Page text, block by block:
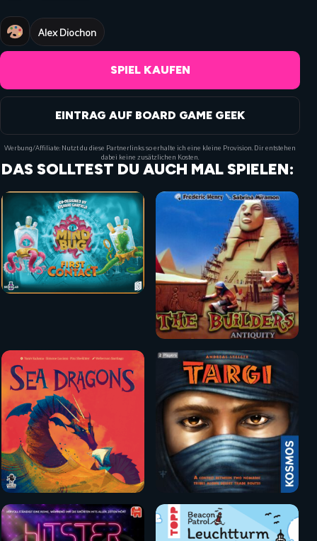
Alex Diochon
SPIEL KAUFEN
EINTRAG AUF BOARD GAME GEEK
Werbung/Affiliate: Nutzt du diese Partnerlinks so erhalte ich eine kleine Provision. Dir entstehen
dabei keine zusätzlichen Kosten.
DAS SOLLTEST DU AUCH MAL SPIELEN: